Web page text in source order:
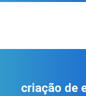
criação de